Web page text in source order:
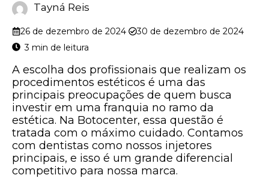
Tayná Reis
26 de dezembro de 2024 30 de dezembro de 2024
A escolha dos profissionais que realizam os
procedimentos estéticos é uma das
principais preocupações de quem busca
investir em uma franquia no ramo da
estética. Na Botocenter, essa questão é
tratada com o máximo cuidado. Contamos
com dentistas como nossos injetores
principais, e isso é um grande diferencial
competitivo para nossa marca.